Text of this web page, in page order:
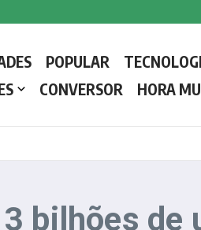
a Liderar a Igreja Católica
e como o Conclave decide o
POPULAR
CONVERSOR HORA
bilhões